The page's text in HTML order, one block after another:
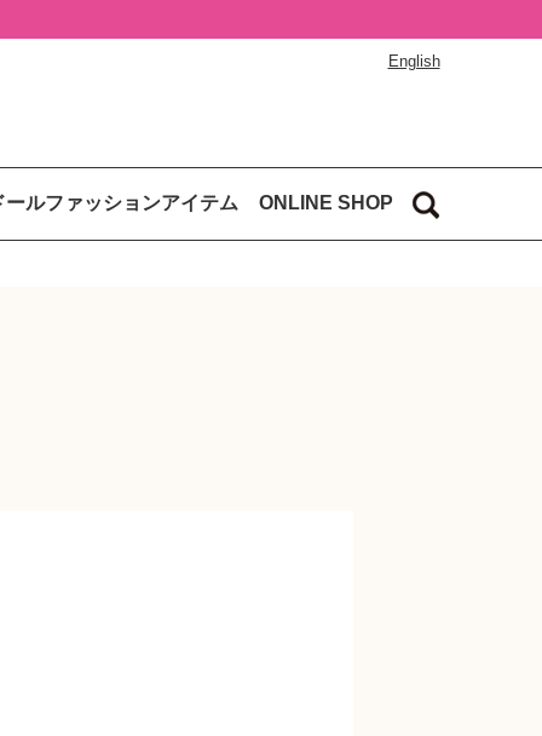
English
ールファッションアイテム ONLINE SHOP